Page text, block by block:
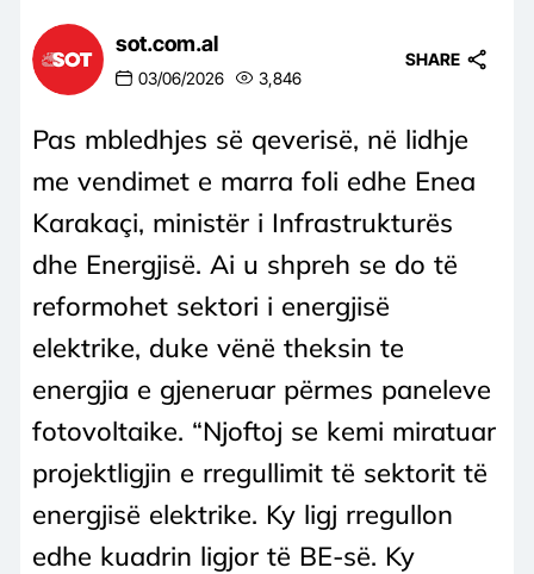
sot.com.al
03/06/2026 3,846
SHARE
Pas mbledhjes së qeverisë, në lidhje
me vendimet e marra foli edhe Enea
Karakaçi, ministër i Infrastrukturës
dhe Energjisë. Ai u shpreh se do të
reformohet sektori i energjisë
elektrike, duke vënë theksin te
energjia e gjeneruar përmes paneleve
fotovoltaike. “Njoftoj se kemi miratuar
projektligjin e rregullimit të sektorit të
energjisë elektrike. Ky ligj rregullon
edhe kuadrin ligjor të BE-së. Ky